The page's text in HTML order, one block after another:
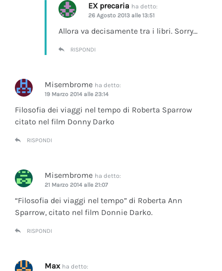
EX precaria ha detto:
26 Agosto 2013 alle 13:51
Allora va decisamente tra i libri. Sorry…
RISPONDI
Misembrome ha detto:
19 Marzo 2014 alle 23:14
Filosofia dei viaggi nel tempo di Roberta Sparrow
citato nel film Donny Darko
RISPONDI
Misembrome ha detto:
21 Marzo 2014 alle 21:07
“Filosofia dei viaggi nel tempo” di Roberta Ann
Sparrow, citato nel film Donnie Darko.
RISPONDI
Max ha detto: